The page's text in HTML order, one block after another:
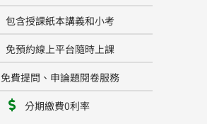
包含授課紙本講義和小考
免預約線上平台隨時上課
免費提問、申論題閱卷服務
分期繳費0利率